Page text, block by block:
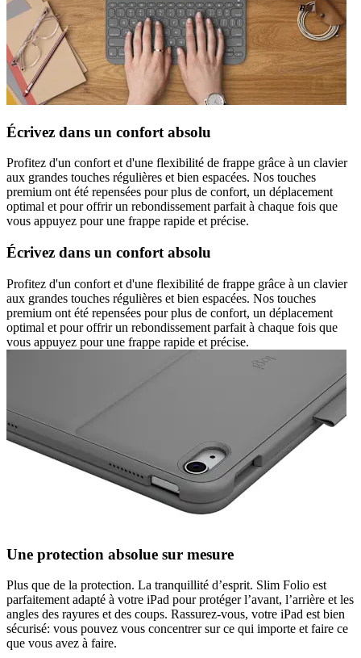
Écrivez dans un confort absolu
Profitez d'un confort et d'une flexibilité de frappe grâce à un clavier
aux grandes touches régulières et bien espacées. Nos touches
premium ont été repensées pour plus de confort, un déplacement
optimal et pour offrir un rebondissement parfait à chaque fois que
vous appuyez pour une frappe rapide et précise.
Écrivez dans un confort absolu
Profitez d'un confort et d'une flexibilité de frappe grâce à un clavier
aux grandes touches régulières et bien espacées. Nos touches
premium ont été repensées pour plus de confort, un déplacement
optimal et pour offrir un rebondissement parfait à chaque fois que
vous appuyez pour une frappe rapide et précise.
Une protection absolue sur mesure
Plus que de la protection. La tranquillité d’esprit. Slim Folio est
parfaitement adapté à votre iPad pour protéger l’avant, l’arrière et les
angles des rayures et des coups. Rassurez-vous, votre iPad est bien
sécurisé: vous pouvez vous concentrer sur ce qui importe et faire ce
que vous avez à faire.